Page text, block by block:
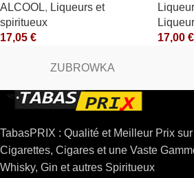
ALCOOL, Liqueurs et
spiritueux
17,05 €
17,00 €
ZUBROWKA
TabasPRIX : Qualité et Meilleur Prix
Cigarettes, Cigares et une Vaste
Whisky, Gin et autres Spiritueux